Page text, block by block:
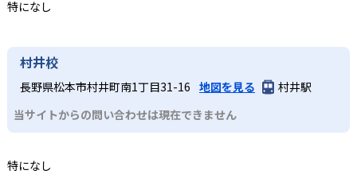
特になし
村井校
長野県松本市村井町南1丁目31-16 地図を見る
村井駅
当サイトからの問い合わせは現在できません
特になし